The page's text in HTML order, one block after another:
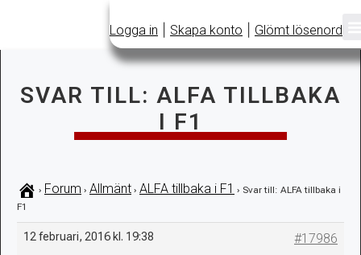
Logga in Skapa konto Glömt lösenord
SVAR TILL: ALFA TILLBAKA
I F1
› Forum › Allmänt › ALFA tillbaka i F1 › Svar till: ALFA tillbaka i
F1
12 februari, 2016 kl. 19:38
#17986